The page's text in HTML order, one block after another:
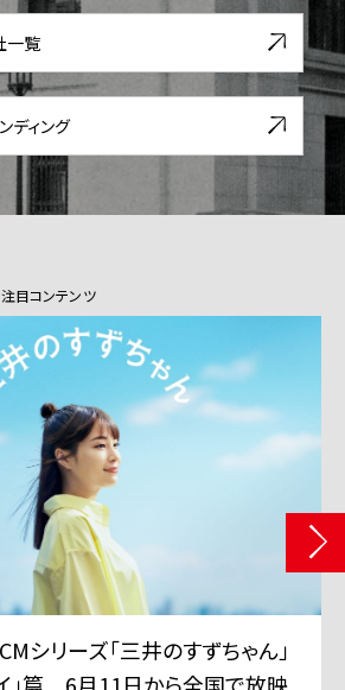
一覧
ディング
注目コンテンツ
シリーズ「三井のすずちゃん」